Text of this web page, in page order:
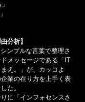
分析】
ンプルな言葉で整理さ
メッセージである「IT
え。」が、カッコよ
業の在り方を上手く表
た。
に「インフォセンスさ